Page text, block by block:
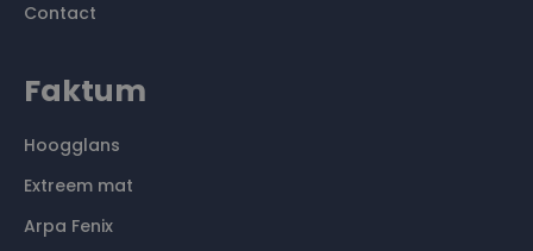
Contact
Faktum
Hoogglans
Extreem mat
Arpa Fenix